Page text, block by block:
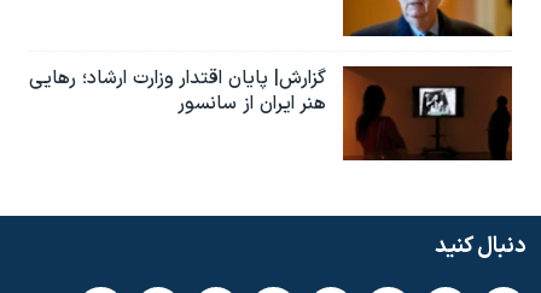
گزارش| پایان اقتدار وزارت ارشاد؛ رهایی
هنر ایران از سانسور
دنبال کنید